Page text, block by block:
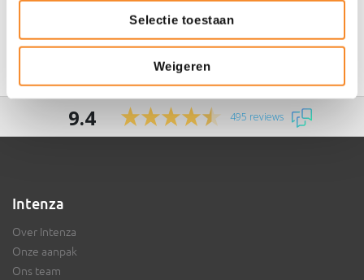
Selectie toestaan
Weigeren
Intenza Team
9.4 495 reviews
Intenza
Over Intenza
Onze aanpak
Ons team